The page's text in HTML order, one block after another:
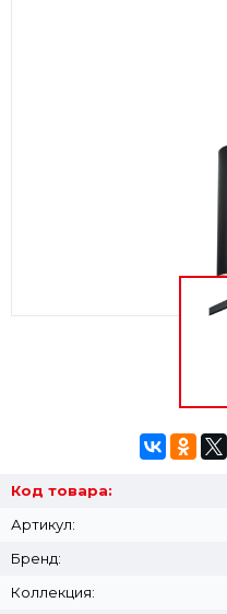
Код товара:
Артикул:
Бренд:
Коллекция: